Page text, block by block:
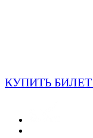
КУПИТЬ